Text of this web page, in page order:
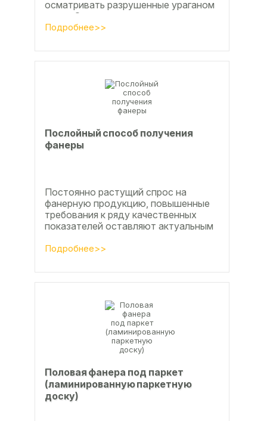
осматривать разрушенные ураганом
дома. Он удивился, что ударов
стихии в большинстве случаев не...
Подробнее>>
Послойный способ получения
фанеры
Постоянно растущий спрос на
фанерную продукцию, повышенные
требования к ряду качественных
показателей оставляют актуальным
технологии производства клееной...
Подробнее>>
Половая фанера под паркет
(ламинированную паркетную
доску)